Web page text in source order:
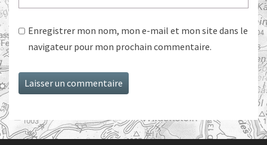
Enregistrer mon nom, mon e-mail et mon site dans le
navigateur pour mon prochain commentaire.